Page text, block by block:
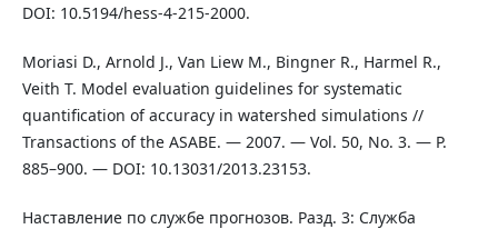
DOI: 10.5194/hess-4-215-2000.
Moriasi D., Arnold J., Van Liew M., Bingner R., Harmel R.,
Veith T. Model evaluation guidelines for systematic
quantification of accuracy in watershed simulations //
Transactions of the ASABE. — 2007. — Vol. 50, No. 3. — P.
885–900. — DOI: 10.13031/2013.23153.
Наставление по службе прогнозов. Разд. 3: Служба